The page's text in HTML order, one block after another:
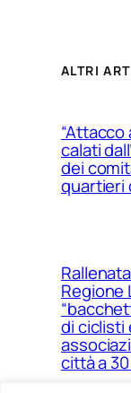
ALTRI
“Attacco
calati
dei
quartieri
Regione
di ciclisti
città a 30